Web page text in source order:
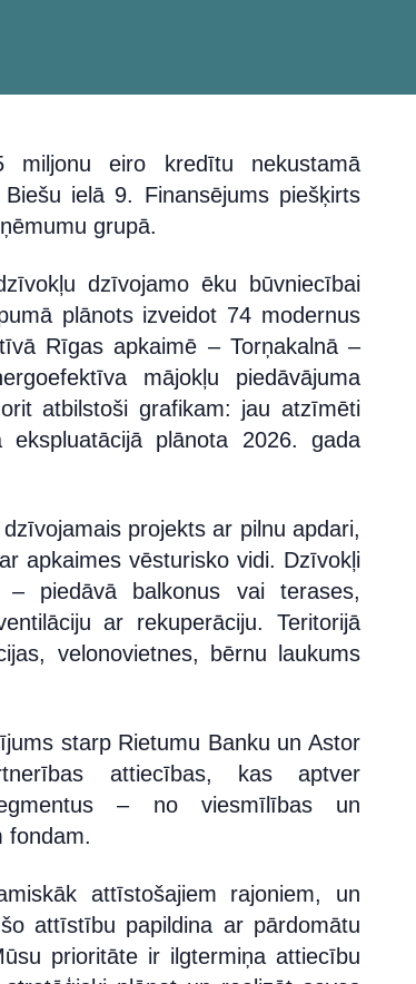
miljonu eiro kredītu nekustamā
ielā 9. Finansējums piešķirts
grupā.
dzīvojamo ēku būvniecībai
plānots izveidot 74 modernus
Rīgas apkaimē – Torņakalnā –
mājokļu piedāvājuma
atbilstoši grafikam: jau atzīmēti
plānota 2026. gada
projekts ar pilnu apdari,
apkaimes vēsturisko vidi. Dzīvokļi
piedāvā balkonus vai terases,
ar rekuperāciju. Teritorijā
velonovietnes, bērnu laukums
starp Rietumu Banku un Astor
attiecības, kas aptver
– no viesmīlības un
fondam.
attīstošajiem rajoniem, un
attīstību papildina ar pārdomātu
prioritāte ir ilgtermiņa attiecību